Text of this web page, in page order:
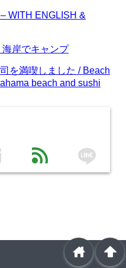
WITH ENGLISH &
岸でキャンプ
を満喫しました / Beach
beach and sushi
feed line
arrowup
home